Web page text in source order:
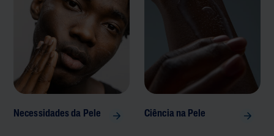
Necessidades da Pele Ciência na Pele